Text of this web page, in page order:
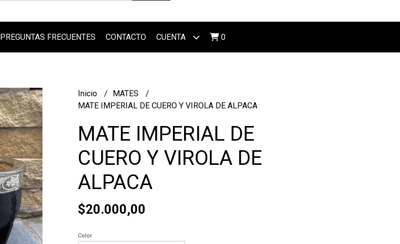
PREGUNTAS FRECUENTES CONTACTO CUENTA 0
Inicio
MATES
MATE IMPERIAL DE CUERO Y VIROLA DE ALPACA
MATE IMPERIAL DE
CUERO Y VIROLA DE
ALPACA
$20.000,00
Color